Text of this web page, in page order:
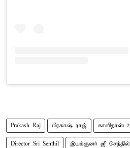
Prakash Raj பிரகாஷ் ராஜ் காளிதாஸ் 2
Director Sri Senthil இயக்குனர் ஸ்ரீ செந்தில்